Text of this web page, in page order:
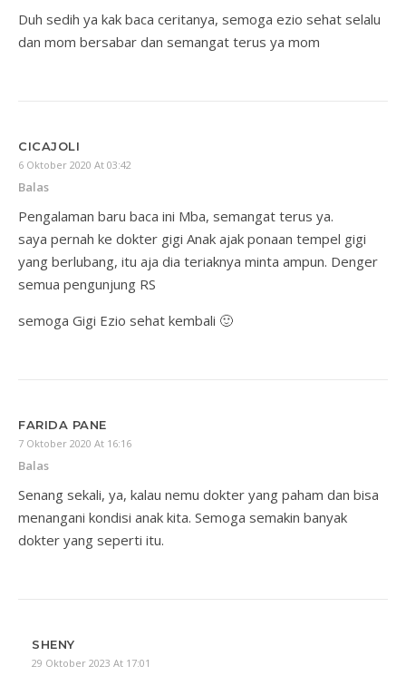
Duh sedih ya kak baca ceritanya, semoga ezio sehat selalu
dan mom bersabar dan semangat terus ya mom
CICAJOLI
6 Oktober 2020 At 03:42
Balas
Pengalaman baru baca ini Mba, semangat terus ya.
saya pernah ke dokter gigi Anak ajak ponaan tempel gigi
yang berlubang, itu aja dia teriaknya minta ampun. Denger
semua pengunjung RS
semoga Gigi Ezio sehat kembali 🙂
FARIDA PANE
7 Oktober 2020 At 16:16
Balas
Senang sekali, ya, kalau nemu dokter yang paham dan bisa
menangani kondisi anak kita. Semoga semakin banyak
dokter yang seperti itu.
SHENY
29 Oktober 2023 At 17:01